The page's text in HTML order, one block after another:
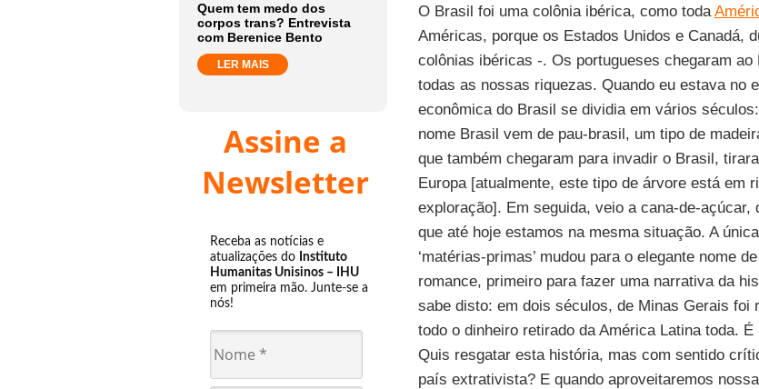
Quem tem medo dos
corpos trans? Entrevista
com Berenice Bento
LER MAIS
Assine a
Newsletter
Receba as notícias e
atualizações do Instituto
Humanitas Unisinos – IHU
em primeira mão. Junte-se a
nós!
O Brasil foi uma colônia ibérica, como toda
Américas, porque os Estados Unidos e Canadá,
colônias ibéricas -. Os portugueses chegaram
todas as nossas riquezas. Quando eu estava no
econômica do Brasil se dividia em vários
nome Brasil vem de pau-brasil, um tipo de
que também chegaram para invadir o Brasil,
Europa [atualmente, este tipo de árvore está em
exploração]. Em seguida, veio a cana-de-
que até hoje estamos na mesma situação. A
‘matérias-primas’ mudou para o elegante nome de
romance, primeiro para fazer uma narrativa da
sabe disto: em dois séculos, de Minas Gerais foi
todo o dinheiro retirado da América Latina toda.
Quis resgatar esta história, mas com sentido
país extrativista? E quando aproveitaremos